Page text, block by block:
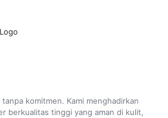
komitmen. Kami menghadirkan
berkualitas tinggi yang aman di kulit,